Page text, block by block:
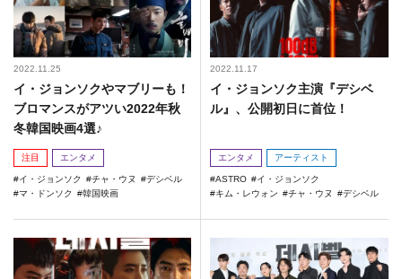
2022.11.25
イ・ジョンソクやマブリーも！
ブロマンスがアツい2022年秋
冬韓国映画4選♪
注目 エンタメ
イ・ジョンソク チャ・ウヌ
デシベル
マ・ドンソク
韓国映画
2022.11.17
イ・ジョンソク主演『デシベ
ル』、公開初日に首位！
エンタメ アーティスト
ASTRO
イ・ジョンソク
キム・レウォン
チャ・ウヌ デシベル